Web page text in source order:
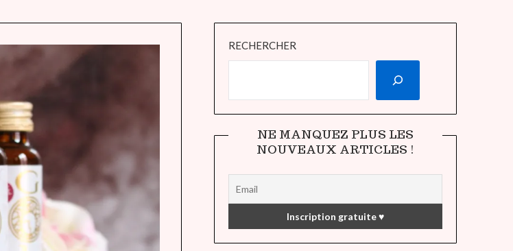
RECHERCHER
NE MANQUEZ PLUS LES
NOUVEAUX ARTICLES !